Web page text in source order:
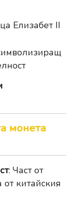
Елизабет II
монета
: Част от
от китайския